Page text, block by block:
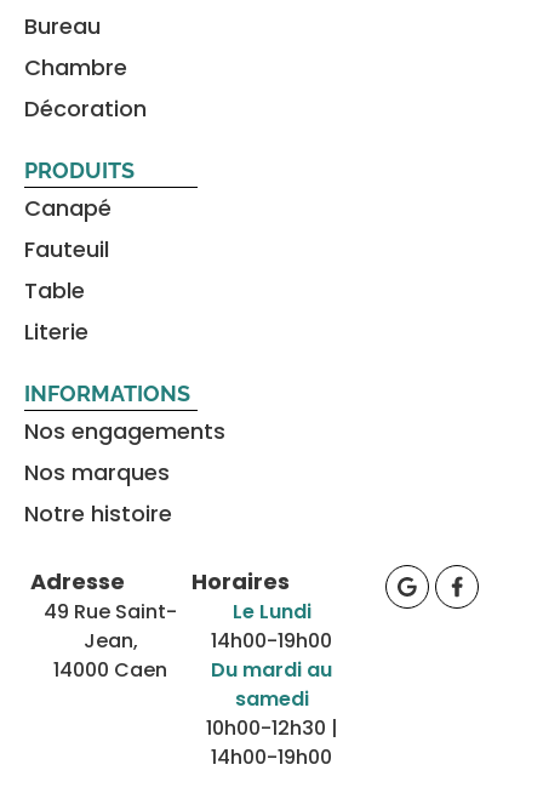
Bureau
Chambre
Décoration
PRODUITS
Canapé
Fauteuil
Table
Literie
INFORMATIONS
Nos engagements
Nos marques
Notre histoire
Adresse
49 Rue Saint-
Jean,
14000 Caen
Horaires
Le Lundi
14h00-19h00
Du mardi au
samedi
10h00-12h30 |
14h00-19h00